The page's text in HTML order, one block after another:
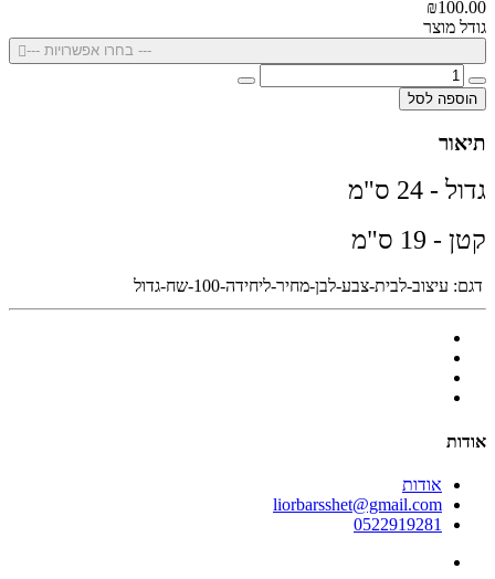
₪100.00
גודל מוצר
--- בחרו אפשרויות ---
הוספה לסל
תיאור
גדול - 24 ס"מ
קטן - 19 ס"מ
דגם: עיצוב-לבית-צבע-לבן-מחיר-ליחידה-100-שח-גדול
אודות
אודות
liorbarsshet@gmail.com
0522919281